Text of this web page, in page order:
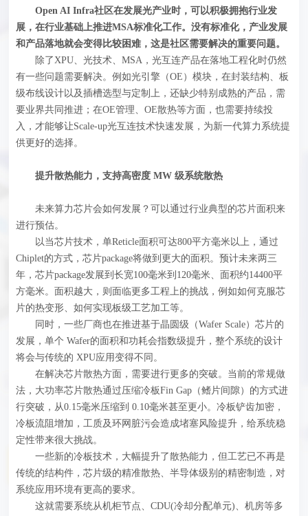
Open AI Infra社区在发展光产业时，可以积极拥抱行业发
展，在行业基础上推进MSA标准化工作。没有标准化，产业发展
和产品落地就会变得比较困难，这是社区需要解决的重要问题。
除了XPU、光技术、MSA，光互连产品在落地工程化时仍然
有一些问题需要解决。例如光引擎（OE）模块，在封装结构、板
级布线设计以及插槽选型与定制上，还缺少特别成熟的产品，需
要业界共同推进；在OE管理、OE散热等方面，也需要持续投
入，才能够让Scale-up光互连技术快速发展，为新一代算力系统提
供更好的选择。
提升散热能力，支持高密度 MW 级系统散热
未来算力芯片会如何发展？可以通过行业典型的芯片面积来
进行预估。
以当芯片技术，单Reticle面积可达800平方毫米以上，通过
Chiplet的方式，芯片package将做到更大的面积。预计未来两三
年，芯片package发展到长宽100毫米到120毫米、面积约14400平
方毫米。面积越大，则面临更多工程上的挑战，例如如何克服芯
片的热变形、如何实现板级工艺加工等。
同时，一些厂商也在推进基于晶圆级（Wafer Scale）芯片的
发展，单个 Wafer的面积和功耗会指数级提升，整个系统的设计
将会与传统的 XPU应用变得不同。
在解决芯片散热方面，需要进行更多的突破。当前的常规做
法，大功率芯片散热通过压缩冷板Fin Gap（鳍片间隙）的方式进
行突破，从0.15毫米压缩到 0.10毫米甚至更小。冷板铲齿加密，
冷板流阻增加，工质及环网脏污会造成堵塞风险提升，给系统稳
定性带来很大挑战。
一些新的冷板技术，大幅提升了散热能力，但工艺已不再是
传统的结构件，芯片级的精准散热、半导体级别的精密制造，对
系统应用环境有更高的要求。
这就需要系统从机柜节点、CDU(冷却分配单元)、机房等多